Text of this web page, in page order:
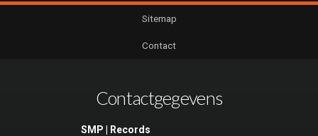
Sitemap
Contact
Contactgegevens
SMP | Records